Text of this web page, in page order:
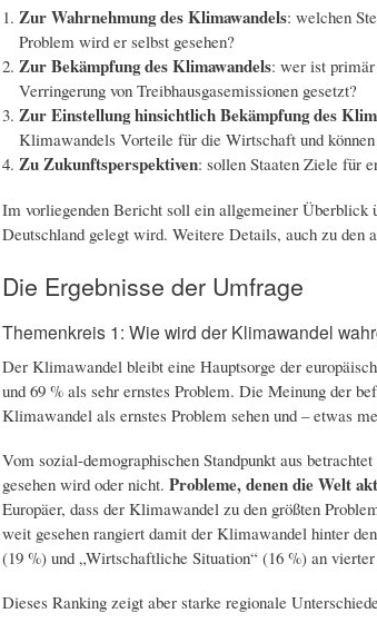
Zur Wahrnehmung des Klimawandels: welchen
Problem wird er selbst gesehen?
Zur Bekämpfung des Klimawandels: wer ist primär
Verringerung von Treibhausgasemissionen gesetzt?
Zur Einstellung hinsichtlich Bekämpfung des
Klimawandels Vorteile für die Wirtschaft und
Zu Zukunftsperspektiven: sollen Staaten Ziele für
Im vorliegenden Bericht soll ein allgemeiner Überblick
Deutschland gelegt wird. Weitere Details, auch zu den
Die Ergebnisse der Umfrage
Themenkreis 1: Wie wird der Klimawandel
Der Klimawandel bleibt eine Hauptsorge der
und 69 % als sehr ernstes Problem. Die Meinung der
Klimawandel als ernstes Problem sehen und – etwas
Vom sozial-demographischen Standpunkt aus
gesehen wird oder nicht. Probleme, denen die Welt
Europäer, dass der Klimawandel zu den größten
weit gesehen rangiert damit der Klimawandel hinter
(19 %) und „Wirtschaftliche Situation“ (16 %) an
Dieses Ranking zeigt aber starke regionale